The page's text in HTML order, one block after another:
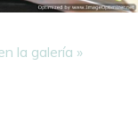
la galería »